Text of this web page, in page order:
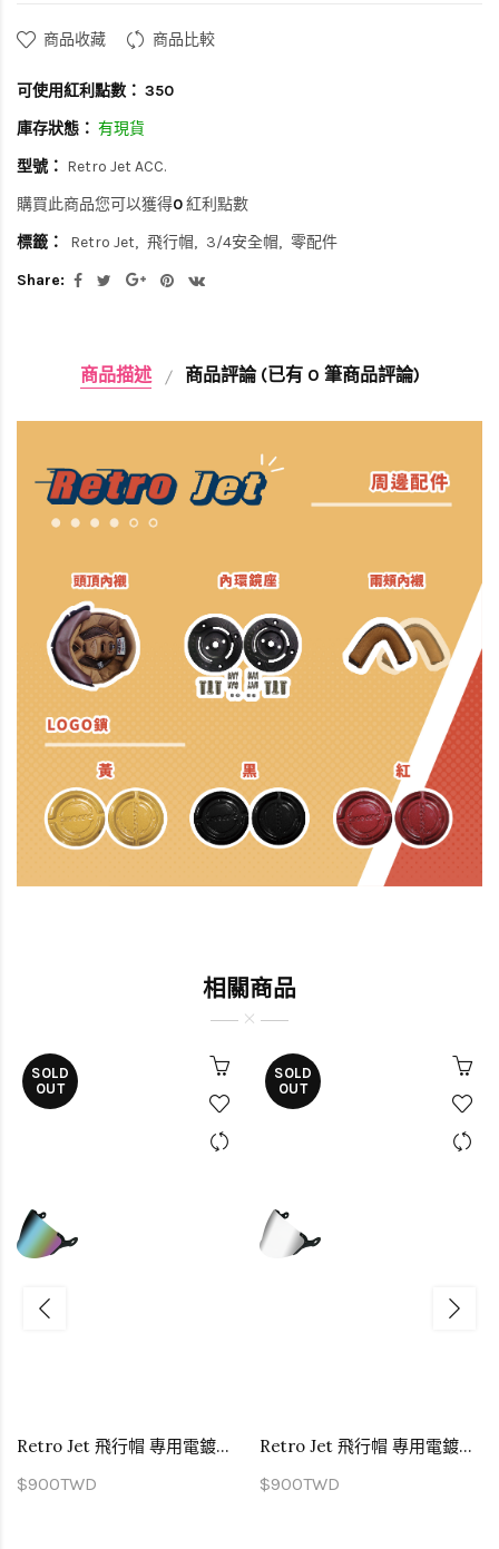
商品收藏 商品比較
可使用紅利點數： 350
庫存狀態： 有現貨
型號： Retro Jet ACC.
購買此商品您可以獲得0紅利點數
標籤：
Retro Jet 飛行帽 3/4安全帽
零配件
Share:
商品描述 商品評論 (已有 0 筆商品評論)
相關商品
SOLD
OUT
Retro Jet 飛行帽 專用電鍍彩片
$900TWD
SOLD
OUT
Retro Jet 飛行帽 專用電鍍銀片
$900TWD